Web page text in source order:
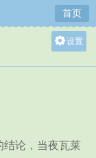
首页
设置
论，当夜瓦莱